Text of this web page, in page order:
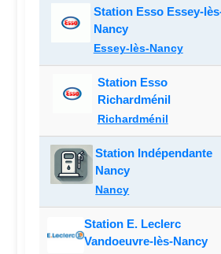
Station Esso Essey-
Nancy
Essey-lès-Nancy
Station Esso
Richardménil
Richardménil
Station Indépendante
Nancy
Nancy
Station E. Leclerc
Vandoeuvre-lès-Nancy